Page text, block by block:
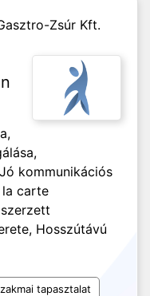
Zsúr Kft.
kommunikációs
la carte
Hosszútávú
tapasztalat